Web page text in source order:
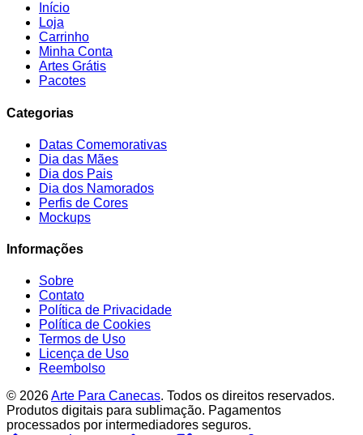
Início
Loja
Carrinho
Minha Conta
Artes Grátis
Pacotes
Categorias
Datas Comemorativas
Dia das Mães
Dia dos Pais
Dia dos Namorados
Perfis de Cores
Mockups
Informações
Sobre
Contato
Política de Privacidade
Política de Cookies
Termos de Uso
Licença de Uso
Reembolso
© 2026Arte Para Canecas. Todos os direitos reservados.
Produtos digitais para sublimação. Pagamentos
processados por intermediadores seguros.